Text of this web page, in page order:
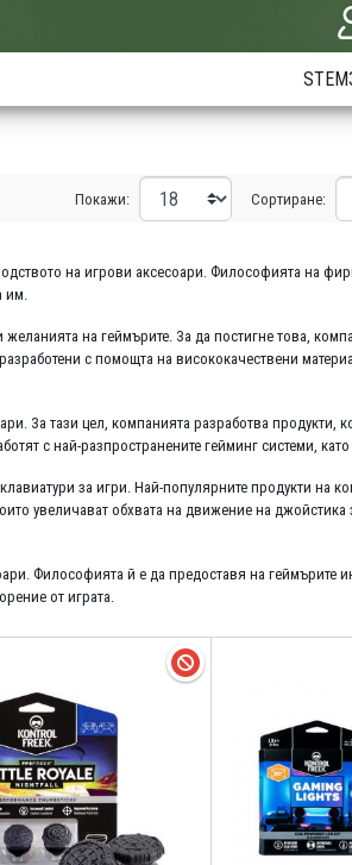
STEM
Покажи: Сортиране:
на игрови аксесоари. Философията на
им.
на геймърите. За да постигне това,
с помощта на висококачествени
За тази цел, компанията разработва продукти,
с най-разпространените гейминг системи,
за игри. Най-популярните продукти на
увеличават обхвата на движение на
Философията й е да предоставя на геймърите
от играта.